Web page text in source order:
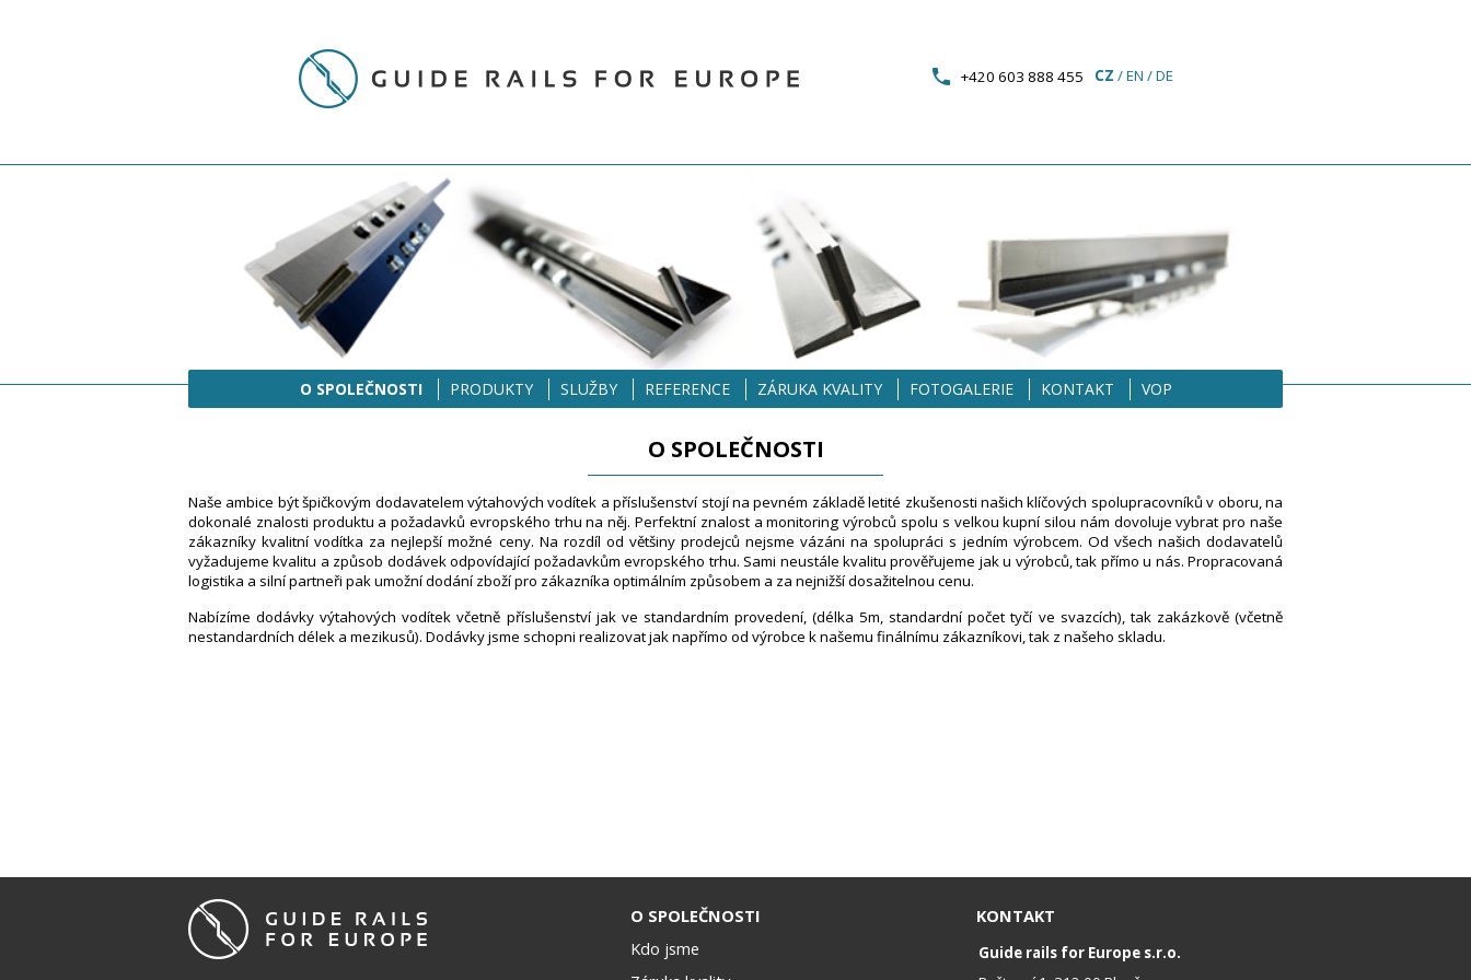
+420 603 888 455 CZ /EN /DE
O SPOLEČNOSTI PRODUKTY SLUŽBY REFERENCE ZÁRUKA KVALITY FOTOGALERIE KONTAKT VOP
O SPOLEČNOSTI
Naše ambice být špičkovým dodavatelem výtahových vodítek a příslušenství stojí na pevném základě letité zkušenosti našich klíčových spolupracovníků v oboru, na
dokonalé znalosti produktu a požadavků evropského trhu na něj. Perfektní znalost a monitoring výrobců spolu s velkou kupní silou nám dovoluje vybrat pro naše
zákazníky kvalitní vodítka za nejlepší možné ceny. Na rozdíl od většiny prodejců nejsme vázáni na spolupráci s jedním výrobcem. Od všech našich dodavatelů
vyžadujeme kvalitu a způsob dodávek odpovídající požadavkům evropského trhu. Sami neustále kvalitu prověřujeme jak u výrobců, tak přímo u nás. Propracovaná
logistika a silní partneři pak umožní dodání zboží pro zákazníka optimálním způsobem a za nejnižší dosažitelnou cenu.
Nabízíme dodávky výtahových vodítek včetně příslušenství jak ve standardním provedení, (délka 5m, standardní počet tyčí ve svazcích), tak zakázkově (včetně
nestandardních délek a mezikusů). Dodávky jsme schopni realizovat jak napřímo od výrobce k našemu finálnímu zákazníkovi, tak z našeho skladu.
O SPOLEČNOSTI
Kdo jsme
KONTAKT
Guide rails for Europe s.r.o.